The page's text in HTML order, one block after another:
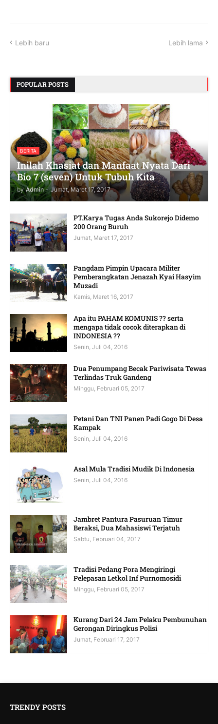
Lebih baru Lebih lama
POPULAR POSTS
BERITA
Inilah Khasiat dan Manfaat Nyata Dari
Bio 7 (seven) Untuk Tubuh Kita
by Admin - Jumat, Maret 17, 2017
PT.Karya Tugas Anda Sukorejo Didemo
200 Orang Buruh
Jumat, Maret 17, 2017
Pangdam Pimpin Upacara Militer
Pemberangkatan Jenazah Kyai Hasyim
Muzadi
Kamis, Maret 16, 2017
Apa itu PAHAM KOMUNIS ?? serta
mengapa tidak cocok diterapkan di
INDONESIA ??
Senin, Juli 04, 2016
Dua Penumpang Becak Pariwisata Tewas
Terlindas Truk Gandeng
Minggu, Februari 05, 2017
Petani Dan TNI Panen Padi Gogo Di Desa
Kampak
Senin, Juli 04, 2016
Asal Mula Tradisi Mudik Di Indonesia
Senin, Juli 04, 2016
Jambret Pantura Pasuruan Timur
Beraksi, Dua Mahasiswi Terjatuh
Sabtu, Februari 04, 2017
Tradisi Pedang Pora Mengiringi
Pelepasan Letkol Inf Purnomosidi
Minggu, Februari 05, 2017
Kurang Dari 24 Jam Pelaku Pembunuhan
Gerongan Diringkus Polisi
Jumat, Februari 17, 2017
TRENDY POSTS